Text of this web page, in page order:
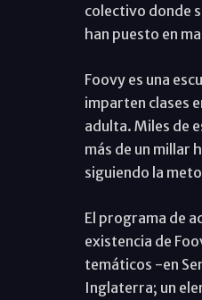
colectivo donde
han puesto en
Foovy es una
imparten clases
adulta. Miles de
más de un millar
siguiendo la
El programa de
existencia de
temáticos -en
Inglaterra; un